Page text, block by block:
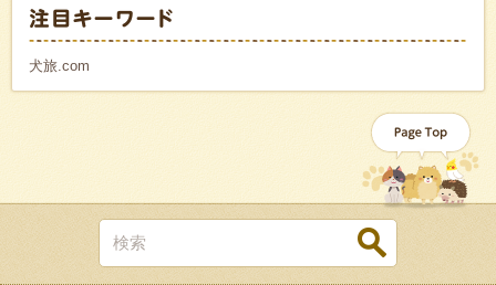
犬旅.com